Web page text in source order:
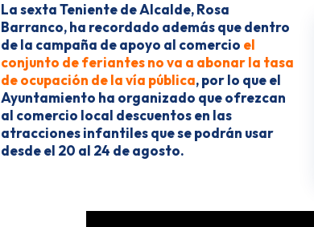
La sexta Teniente de Alcalde, Rosa
Barranco, ha recordado además que dentro
de la campaña de apoyo al comercio el
conjunto de feriantes no va a abonar la tasa
de ocupación de la vía pública, por lo que el
Ayuntamiento ha organizado que ofrezcan
al comercio local descuentos en las
atracciones infantiles que se podrán usar
desde el 20 al 24 de agosto.